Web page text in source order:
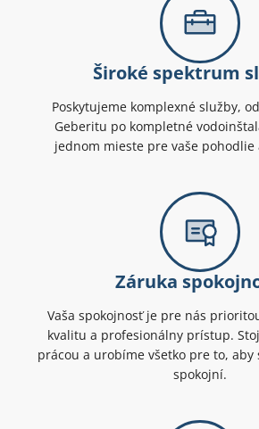
Široké spektrum
Poskytujeme komplexné služby,
Geberitu po kompletné
jednom mieste pre vaše pohodlie
Záruka
Vaša spokojnosť je pre nás
kvalitu a profesionálny prístup.
prácou a urobíme všetko pre to,
spokojní.